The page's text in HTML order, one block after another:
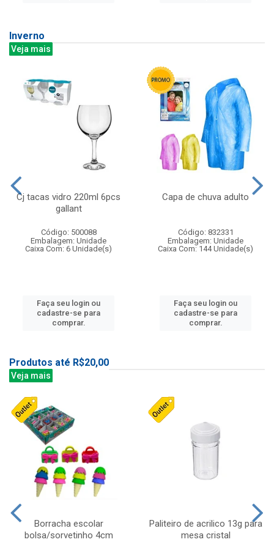
Inverno
Veja mais
Cj tacas vidro 220ml 6pcs
gallant
Código: 500088
Embalagem: Unidade
Caixa Com: 6 Unidade(s)
Faça seu login ou
cadastre-se para
comprar.
Capa de chuva adulto
Código: 832331
Embalagem: Unidade
Caixa Com: 144 Unidade(s)
Faça seu login ou
cadastre-se para
comprar.
Produtos até R$20,00
Veja mais
Borracha escolar
bolsa/sorvetinho 4cm
Paliteiro de acrilico 13g para
mesa cristal